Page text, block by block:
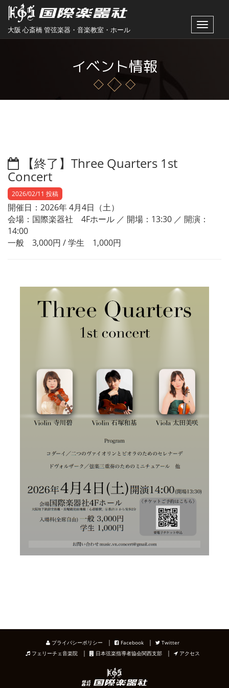
大阪 心斎橋 管弦楽器・音楽教室・ホール
Toggle
イベント情報
【終了】Three Quarters 1st
Concert
2026/02/11 投稿
開催日：2026年 4月4日（土）
会場：国際楽器社 4Fホール ／ 開場：13:30 ／ 開演：
14:00
一般 3,000円 / 学生 1,000円
プライバシーポリシー ｜ Facebook ｜
Twitter
フェリーチェ音楽院
｜ 日本弦楽指導者協会関西支部 ｜ アクセス